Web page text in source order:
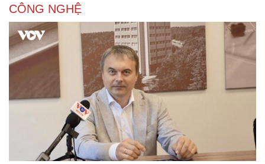
Văn học
Di sản
CÔNG NGHỆ